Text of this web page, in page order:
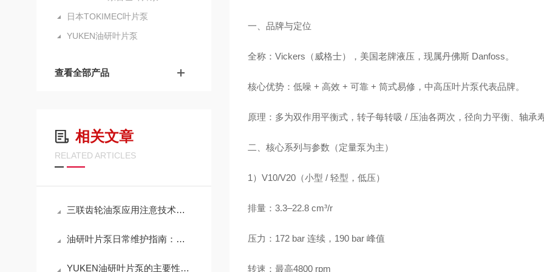
日本TOKIMEC叶片泵
YUKEN油研叶片泵
查看全部产品
相关文章
RELATED ARTICLES
三联齿轮油泵应用注意技术问题
油研叶片泵日常维护指南：油液选择、滤芯更换周期与使用寿命延长技巧
YUKEN油研叶片泵的主要性能特点
一、品牌与定位
全称：Vickers（威格士），美国老牌液压，现属丹佛斯 Danfoss。
核心优势：低噪 + 高效 + 可靠 + 筒式易修，中高压叶片泵代表品牌。
原理：多为双作用平衡式，转子每转吸 / 压油各两次，径向力平衡、轴承
二、核心系列与参数（定量泵为主）
1）V10/V20（小型 / 轻型，低压）
排量：3.3–22.8 cm³/r
压力：172 bar 连续，190 bar 峰值
转速：最高4800 rpm